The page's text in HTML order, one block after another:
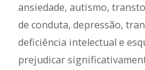
ansiedade, autismo,
de conduta, depressão,
deficiência intelectual e
prejudicar